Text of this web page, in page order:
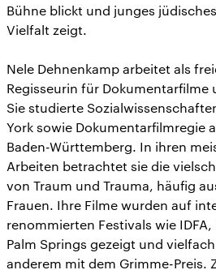
Bühne blickt und junges
Vielfalt zeigt.
Nele Dehnenkamp arbeitet als
Regisseurin für Dokumentarfilme
Sie studierte
York sowie Dokumentarfilmregie
Baden-Württemberg. In ihren
Arbeiten betrachtet sie die
von Traum und Trauma, häufig
Frauen. Ihre Filme wurden auf
renommierten Festivals wie
Palm Springs gezeigt und
anderem mit dem Grimme-Preis.